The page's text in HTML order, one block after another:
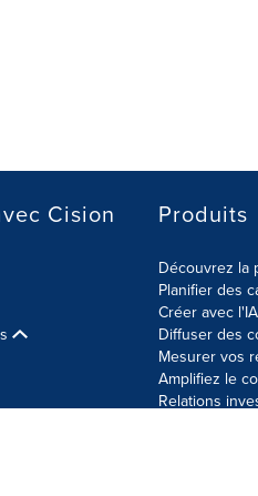
Cision Produits
Découvrez la
Planifier des
Créer avec l'IA
Diffuser des
Mesurer vos
Amplifiez le
Relations